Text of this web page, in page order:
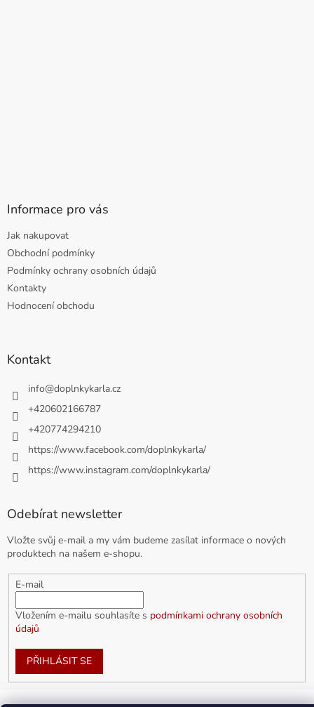
Informace pro vás
Jak nakupovat
Obchodní podmínky
Podmínky ochrany osobních údajů
Kontakty
Hodnocení obchodu
Kontakt
info@doplnkykarla.cz
+420602166787
+420774294210
https://www.facebook.com/doplnkykarla/
https://www.instagram.com/doplnkykarla/
Odebírat newsletter
Vložte svůj e-mail a my vám budeme zasílat informace o nových
produktech na našem e-shopu.
E-mail
Vložením e-mailu souhlasíte s podmínkami ochrany osobních
údajů
PŘIHLÁSIT SE